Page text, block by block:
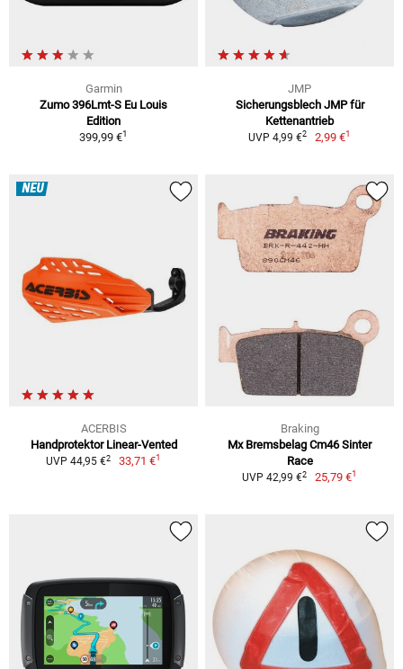
Garmin
Zumo 396Lmt-S Eu Louis
Edition
399,99 €1
JMP
Sicherungsblech JMP für
Kettenantrieb
UVP 4,99 €2 2,99 €1
NEU
ACERBIS
Handprotektor Linear-Vented
UVP 44,95 €2 33,71 €1
Braking
Mx Bremsbelag Cm46 Sinter
Race
UVP 42,99 €2 25,79 €1